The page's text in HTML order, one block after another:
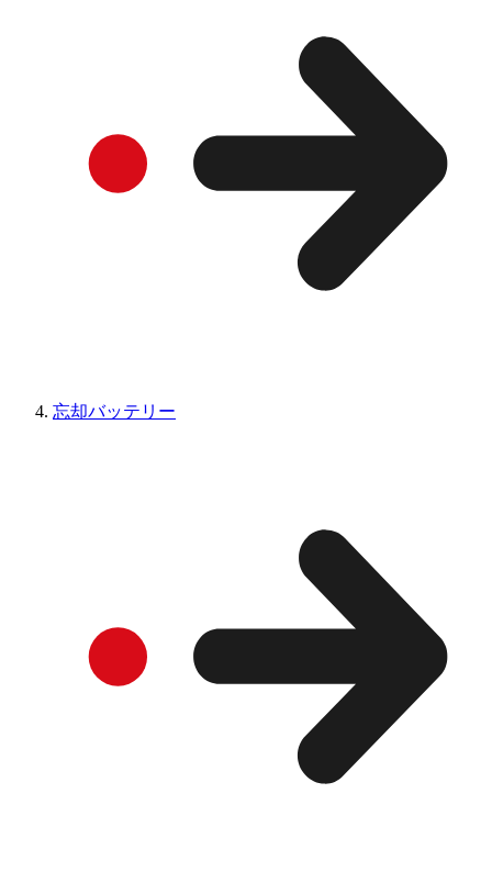
忘却バッテリー